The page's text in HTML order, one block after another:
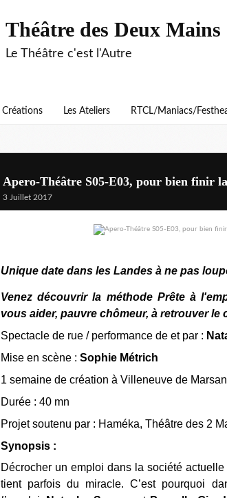
Théâtre des Deux Mains
Le Théâtre c'est l'Autre
Créations Les Ateliers RTCL/Maniacs/
Apero-Théâtre S05-E03, pour bien finir
3 Juillet 2017
Unique date dans les Landes à ne pas
Venez découvrir la méthode Prête à
vous aider, pauvre chômeur, à retrouver le
Spectacle de rue / performance de et par :
Mise en scène : Sophie Métrich
1 semaine de création à Villeneuve de
Durée : 40 mn
Projet soutenu par : Haméka, Théâtre des 2
Synopsis :
Décrocher un emploi dans la société
tient parfois du miracle. C’est pourquoi